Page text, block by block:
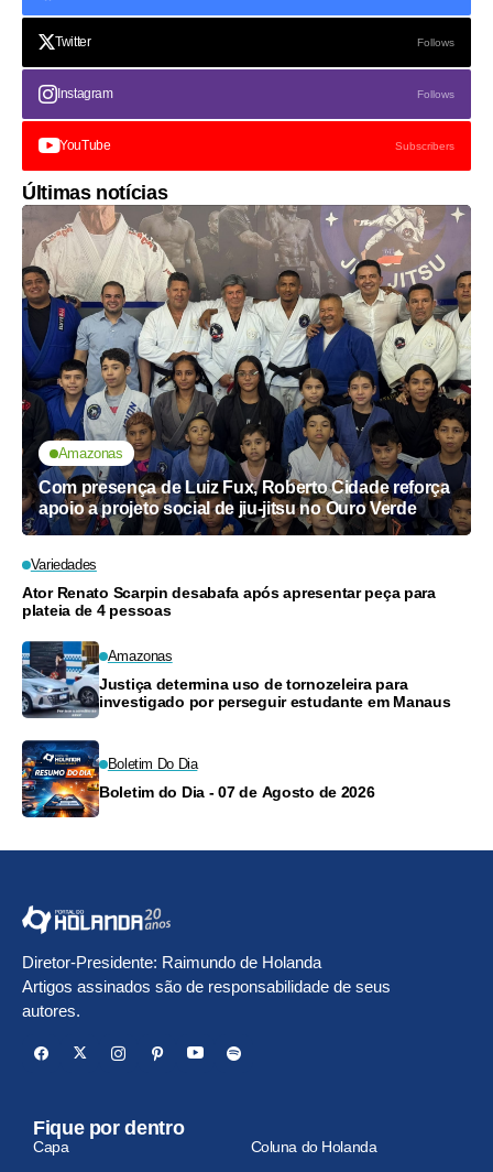
Twitter Follows
Instagram Follows
YouTube Subscribers
Últimas notícias
Amazonas
Com presença de Luiz Fux, Roberto Cidade reforça
apoio a projeto social de jiu-jitsu no Ouro Verde
Variedades
Ator Renato Scarpin desabafa após apresentar peça para
plateia de 4 pessoas
Amazonas
Justiça determina uso de tornozeleira para
investigado por perseguir estudante em Manaus
Boletim Do Dia
Boletim do Dia - 07 de Agosto de 2026
Diretor-Presidente: Raimundo de Holanda
Artigos assinados são de responsabilidade de seus
autores.
Fique por dentro
Capa
Coluna do Holanda